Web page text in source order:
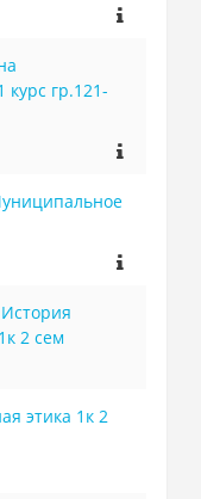
гр.121-
2 сем
этика 1к 2